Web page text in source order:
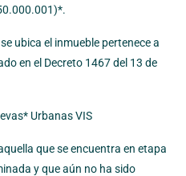
ubica el inmueble pertenece a
en el Decreto 1467 del 13 de
Urbanas VIS
que se encuentra en etapa
y que aún no ha sido